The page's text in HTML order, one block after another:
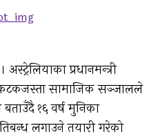
प्रधानमन्त्री
सामाजिक सञ्जालले
१६ वर्ष मुनिका
लगाउने तयारी गरेको